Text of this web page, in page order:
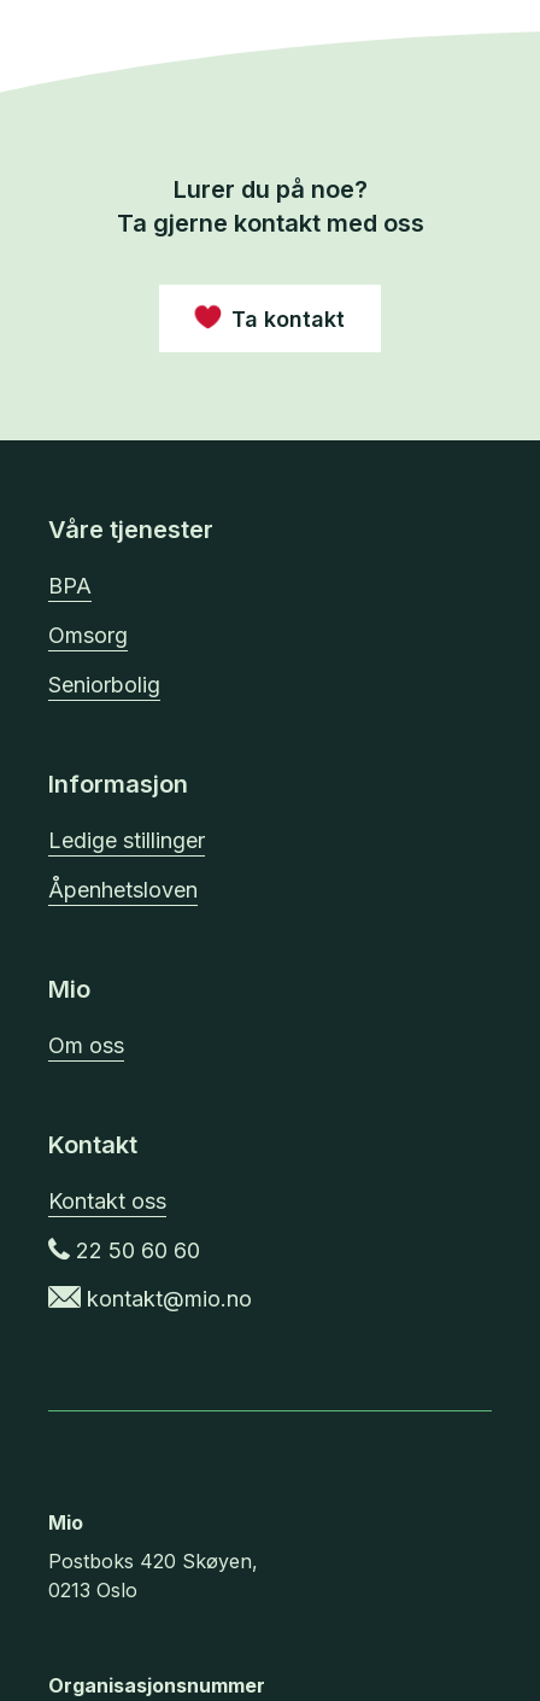
Lurer du på noe?
Ta gjerne kontakt med oss
Ta kontakt
Våre tjenester
BPA
Omsorg
Seniorbolig
Informasjon
Ledige stillinger
Åpenhetsloven
Mio
Om oss
Kontakt
Kontakt oss
22 50 60 60
kontakt@mio.no
Mio
Postboks 420 Skøyen,
0213 Oslo
Organisasjonsnummer